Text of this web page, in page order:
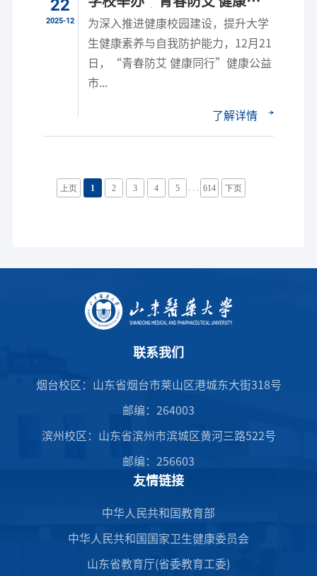
22
2025-12
行”公益市集活动
为深入推进健康校园建设，提升大学
生健康素养与自我防护能力，12月21
日，“青春防艾 健康同行”健康公益
市...
了解详情
上页 1 2 3 4 5 614 下页
联系我们
烟台校区：山东省烟台市莱山区港城东大街318号
邮编：264003
滨州校区：山东省滨州市滨城区黄河三路522号
邮编：256603
友情链接
中华人民共和国教育部
中华人民共和国国家卫生健康委员会
山东省教育厅(省委教育工委)